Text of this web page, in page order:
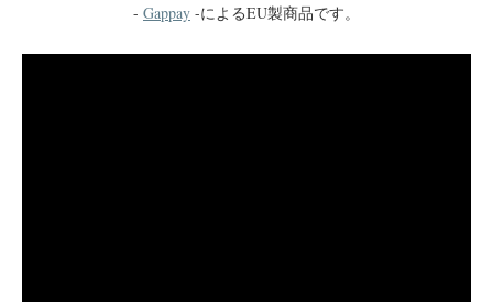
- Gappay -によるEU製商品です。